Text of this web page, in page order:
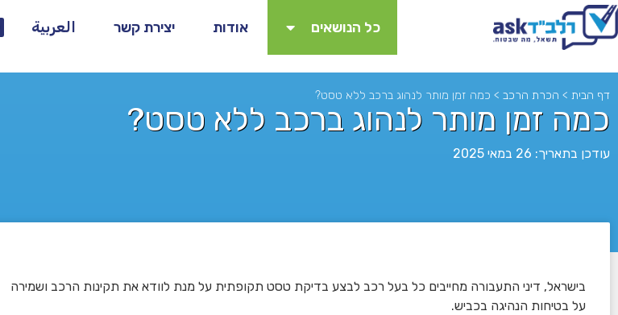
כל הנושאים אודות יצירת קשר العربية
דף הבית > הכרת הרכב > כמה זמן מותר לנהוג ברכב ללא טסט?
כמה זמן מותר לנהוג ברכב ללא טסט?
עודכן בתאריך: 26 במאי 2025
בישראל, דיני התעבורה מחייבים כל בעל רכב לבצע בדיקת טסט תקופתית על מנת לוודא את תקינות הרכב ושמירה
על בטיחות הנהיגה בכביש.